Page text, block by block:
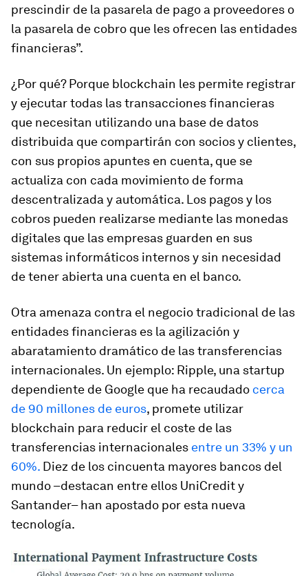
prescindir de la pasarela de pago a proveedores o
la pasarela de cobro que les ofrecen las entidades
financieras”.
¿Por qué? Porque blockchain les permite registrar
y ejecutar todas las transacciones financieras
que necesitan utilizando una base de datos
distribuida que compartirán con socios y clientes,
con sus propios apuntes en cuenta, que se
actualiza con cada movimiento de forma
descentralizada y automática. Los pagos y los
cobros pueden realizarse mediante las monedas
digitales que las empresas guarden en sus
sistemas informáticos internos y sin necesidad
de tener abierta una cuenta en el banco.
Otra amenaza contra el negocio tradicional de las
entidades financieras es la agilización y
abaratamiento dramático de las transferencias
internacionales. Un ejemplo: Ripple, una startup
dependiente de Google que ha recaudado cerca
de 90 millones de euros, promete utilizar
blockchain para reducir el coste de las
transferencias internacionales entre un 33% y un
60%. Diez de los cincuenta mayores bancos del
mundo –destacan entre ellos UniCredit y
Santander– han apostado por esta nueva
tecnología.